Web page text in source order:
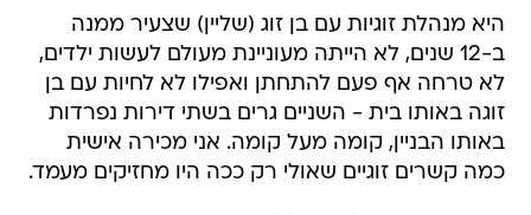
היא מנהלת זוגיות עם בן זוג (שליין) שצעיר ממנה
ב-12 שנים, לא הייתה מעוניינת מעולם לעשות ילדים,
לא טרחה אף פעם להתחתן ואפילו לא לחיות עם בן
זוגה באותו בית - השניים גרים בשתי דירות נפרדות
באותו הבניין, קומה מעל קומה. אני מכירה אישית
כמה קשרים זוגיים שאולי רק ככה היו מחזיקים מעמד.